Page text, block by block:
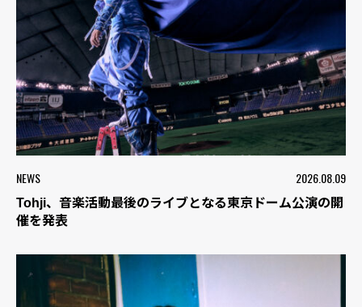
NEWS 2026.08.09
Tohji、音楽活動最後のライブとなる東京ドーム公演の開
催を発表